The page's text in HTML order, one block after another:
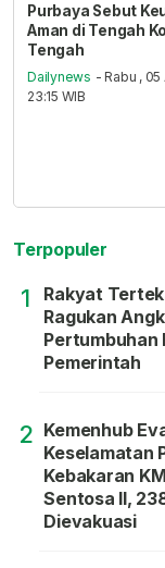
Purbaya Sebut
Aman di Tengah
Tengah
Dailynews - Rabu ,
23:15 WIB
Terpopuler
1
Rakyat
Ragukan
Pertumbuhan
Pemerintah
2 Kemenhub
Keselamatan
Kebakaran
Sentosa II,
Dievakuasi